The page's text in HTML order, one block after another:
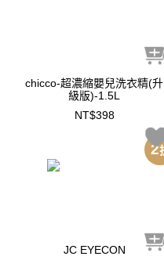
chicco-超濃縮嬰兒洗衣精(升
級版)-1.5L
NT$398
JC EYECON
2